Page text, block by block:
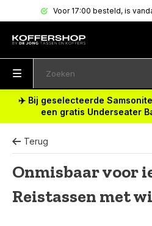
Voor 17:00 besteld, is
✈️ Bij geselecteerde
een gratis Underseater
Terug
Onmisbaar voor
Reistassen met